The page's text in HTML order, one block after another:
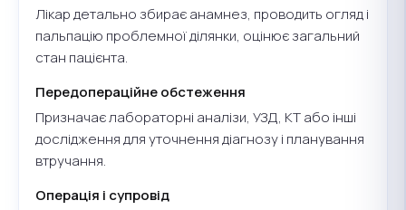
Лікар детально збирає анамнез, проводить огляд і
пальпацію проблемної ділянки, оцінює загальний
стан пацієнта.
Передопераційне обстеження
Призначає лабораторні аналізи, УЗД, КТ або інші
дослідження для уточнення діагнозу і планування
втручання.
Операція і супровід